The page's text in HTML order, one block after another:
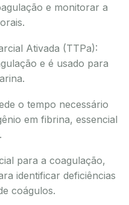
e monitorar a
Ativada (TTPa):
e é usado para
o tempo necessário
em fibrina, essencial
para a coagulação,
identificar deficiências
coágulos.